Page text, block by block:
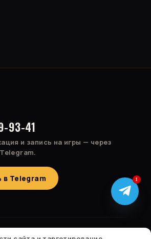
93-41
и запись на игры — через
в Telegram
· Беларусь · Турция · Болгария
1